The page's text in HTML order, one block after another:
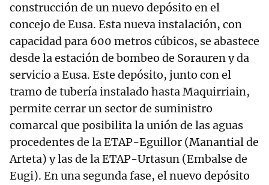
construcción de un nuevo depósito en el
concejo de Eusa. Esta nueva instalación, con
capacidad para 600 metros cúbicos, se abastece
desde la estación de bombeo de Sorauren y da
servicio a Eusa. Este depósito, junto con el
tramo de tubería instalado hasta Maquirriain,
permite cerrar un sector de suministro
comarcal que posibilita la unión de las aguas
procedentes de la ETAP-Eguillor (Manantial de
Arteta) y las de la ETAP-Urtasun (Embalse de
Eugi). En una segunda fase, el nuevo depósito